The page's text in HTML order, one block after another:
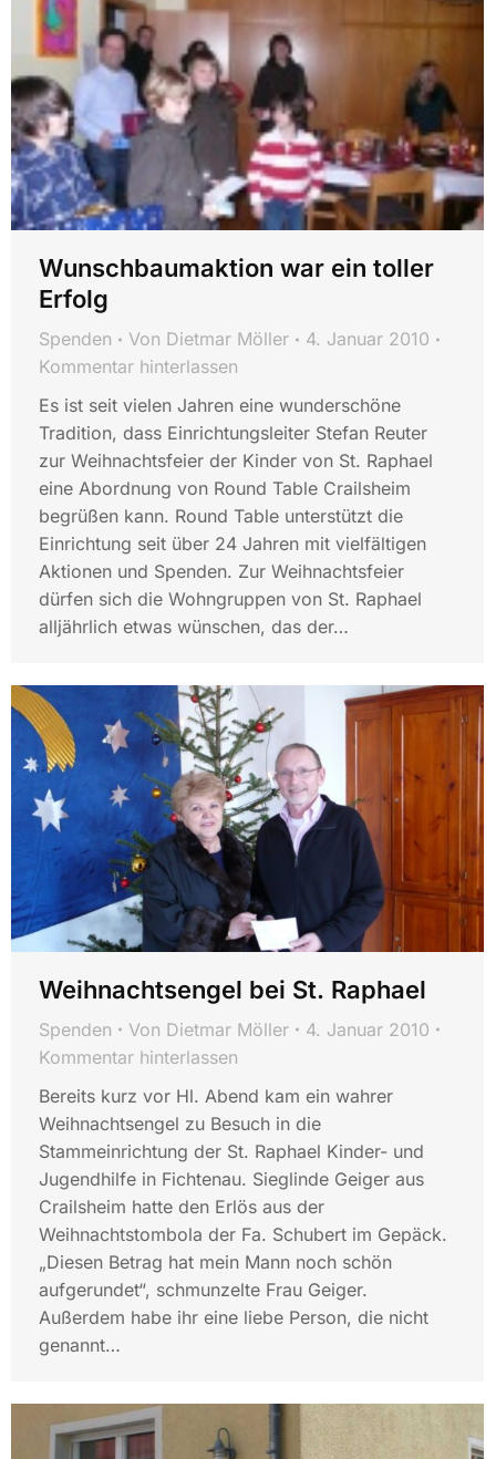
Wunschbaumaktion war ein toller
Erfolg
Spenden Von Dietmar Möller
4. Januar 2010
Kommentar hinterlassen
Es ist seit vielen Jahren eine wunderschöne
Tradition, dass Einrichtungsleiter Stefan Reuter
zur Weihnachtsfeier der Kinder von St. Raphael
eine Abordnung von Round Table Crailsheim
begrüßen kann. Round Table unterstützt die
Einrichtung seit über 24 Jahren mit vielfältigen
Aktionen und Spenden. Zur Weihnachtsfeier
dürfen sich die Wohngruppen von St. Raphael
alljährlich etwas wünschen, das der…
Weihnachtsengel bei St. Raphael
Spenden Von Dietmar Möller
4. Januar 2010
Kommentar hinterlassen
Bereits kurz vor Hl. Abend kam ein wahrer
Weihnachtsengel zu Besuch in die
Stammeinrichtung der St. Raphael Kinder- und
Jugendhilfe in Fichtenau. Sieglinde Geiger aus
Crailsheim hatte den Erlös aus der
Weihnachtstombola der Fa. Schubert im Gepäck.
„Diesen Betrag hat mein Mann noch schön
aufgerundet“, schmunzelte Frau Geiger.
Außerdem habe ihr eine liebe Person, die nicht
genannt…